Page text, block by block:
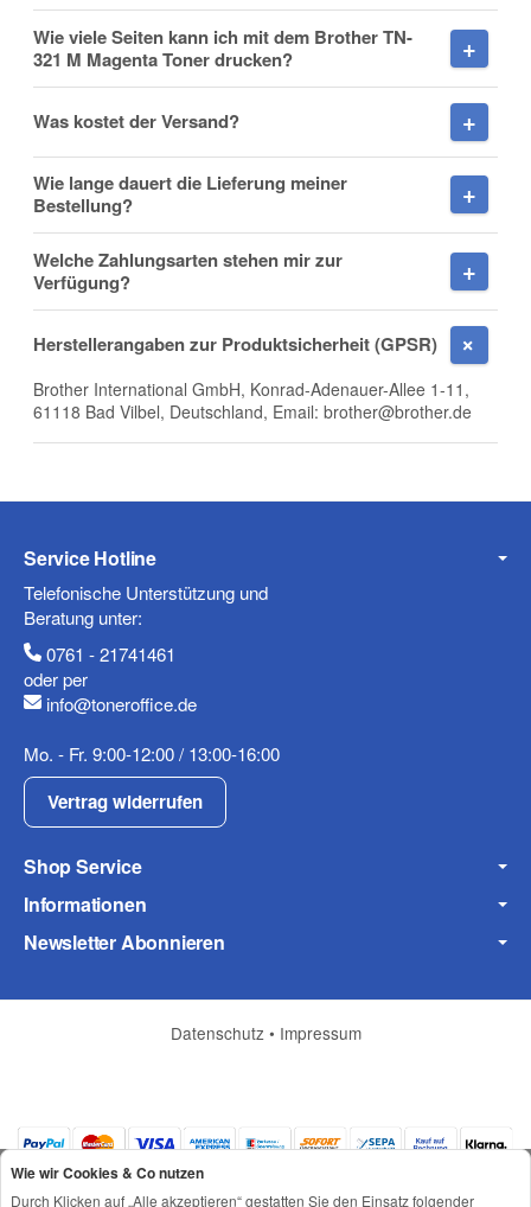
Nachname
Firma
Mobiltelefon
Frage zum Artikel
Ihre Frage
Wie viele Seiten kann ich mit dem Brother TN-
321 M Magenta Toner drucken?
Was kostet der Versand?
Wie lange dauert die Lieferung meiner
Bestellung?
Welche Zahlungsarten stehen mir zur
Verfügung?
Herstellerangaben zur Produktsicherheit (GPSR)
Brother International GmbH, Konrad-Adenauer-Allee 1-11,
61118 Bad Vilbel, Deutschland, Email: brother@brother.de
Service Hotline
Telefonische Unterstützung und
Beratung unter:
0761 - 21741461
oder per
info@toneroffice.de
Mo. - Fr. 9:00-12:00 / 13:00-16:00
Vertrag widerrufen
Shop Service
Informationen
Newsletter Abonnieren
Datenschutz • Impressum
Wie wir Cookies & Co nutzen
Durch Klicken auf „Alle akzeptieren“ gestatten Sie den Einsatz folgender